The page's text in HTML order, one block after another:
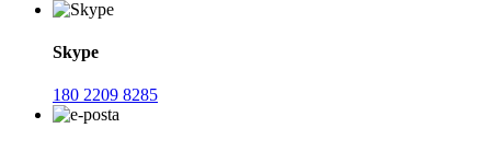
Skype
180 2209 8285